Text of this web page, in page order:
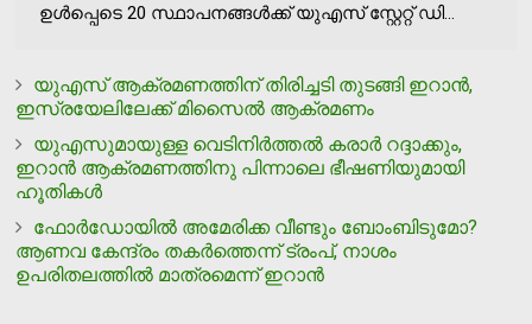
ഉള്‍പ്പെടെ 20 സ്ഥാപനങ്ങള്‍ക്ക് യുഎസ് സ്റ്റേറ്റ് ഡി...
യുഎസ് ആക്രമണത്തിന് തിരിച്ചടി തുടങ്ങി ഇറാന്‍,
ഇസ്രയേലിലേക്ക് മിസൈല്‍ ആക്രമണം
യുഎസുമായുള്ള വെടിനിര്‍ത്തല്‍ കരാര്‍ റദ്ദാക്കും,
ഇറാന്‍ ആക്രമണത്തിനു പിന്നാലെ ഭീഷണിയുമായി
ഹൂതികള്‍
ഫോര്‍ഡോയില്‍ അമേരിക്ക വീണ്ടും ബോംബിടുമോ?
ആണവ കേന്ദ്രം തകര്‍ത്തെന്ന് ട്രംപ്, നാശം
ഉപരിതലത്തില്‍ മാത്രമെന്ന് ഇറാന്‍